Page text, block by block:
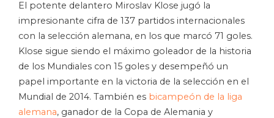
El potente delantero Miroslav Klose jugó la
impresionante cifra de 137 partidos internacionales
con la selección alemana, en los que marcó 71 goles.
Klose sigue siendo el máximo goleador de la historia
de los Mundiales con 15 goles y desempeñó un
papel importante en la victoria de la selección en el
Mundial de 2014. También es bicampeón de la liga
alemana, ganador de la Copa de Alemania y